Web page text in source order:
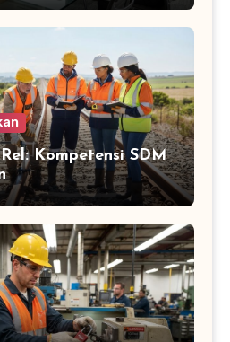
Kompetensi SDM